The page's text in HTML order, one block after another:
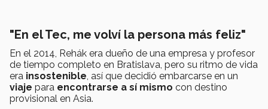
"En el Tec, me volví la persona más feliz"
En el 2014, Rehák era dueño de una empresa y profesor
de tiempo completo en Bratislava, pero su ritmo de vida
era insostenible , así que decidió embarcarse en un
viaje para encontrarse a sí mismo con destino
provisional en Asia.